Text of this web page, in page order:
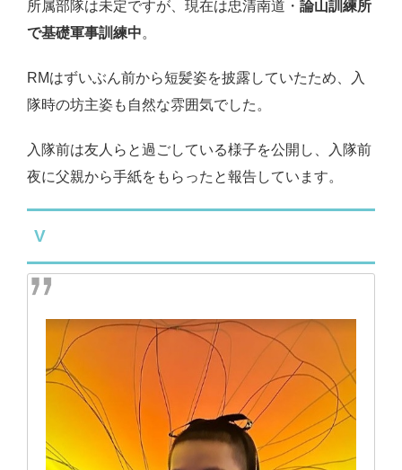
所属部隊は未定ですが、現在は忠清南道・ 論山訓練所
で基礎軍事訓練中。
RMはずいぶん前から短髪姿を披露していたため、入
隊時の坊主姿も自然な雰囲気でした。
入隊前は友人らと過ごしている様子を公開し、入隊前
夜に父親から手紙をもらったと報告しています。
V